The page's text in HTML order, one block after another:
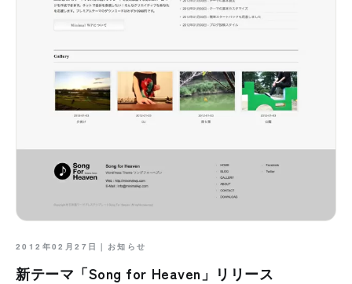
2012年02月27日｜ お知らせ
新テーマ「Song for Heaven」リリース